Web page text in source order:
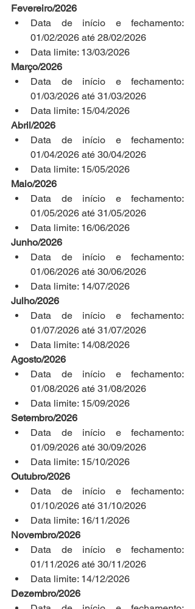
Fevereiro/2026
Data de início e fechamento:
01/02/2026 até 28/02/2026
Data limite: 13/03/2026
Março/2026
Data de início e fechamento:
01/03/2026 até 31/03/2026
Data limite: 15/04/2026
Abril/2026
Data de início e fechamento:
01/04/2026 até 30/04/2026
Data limite: 15/05/2026
Maio/2026
Data de início e fechamento:
01/05/2026 até 31/05/2026
Data limite: 16/06/2026
Junho/2026
Data de início e fechamento:
01/06/2026 até 30/06/2026
Data limite: 14/07/2026
Julho/2026
Data de início e fechamento:
01/07/2026 até 31/07/2026
Data limite: 14/08/2026
Agosto/2026
Data de início e fechamento:
01/08/2026 até 31/08/2026
Data limite: 15/09/2026
Setembro/2026
Data de início e fechamento:
01/09/2026 até 30/09/2026
Data limite: 15/10/2026
Outubro/2026
Data de início e fechamento:
01/10/2026 até 31/10/2026
Data limite: 16/11/2026
Novembro/2026
Data de início e fechamento:
01/11/2026 até 30/11/2026
Data limite: 14/12/2026
Dezembro/2026